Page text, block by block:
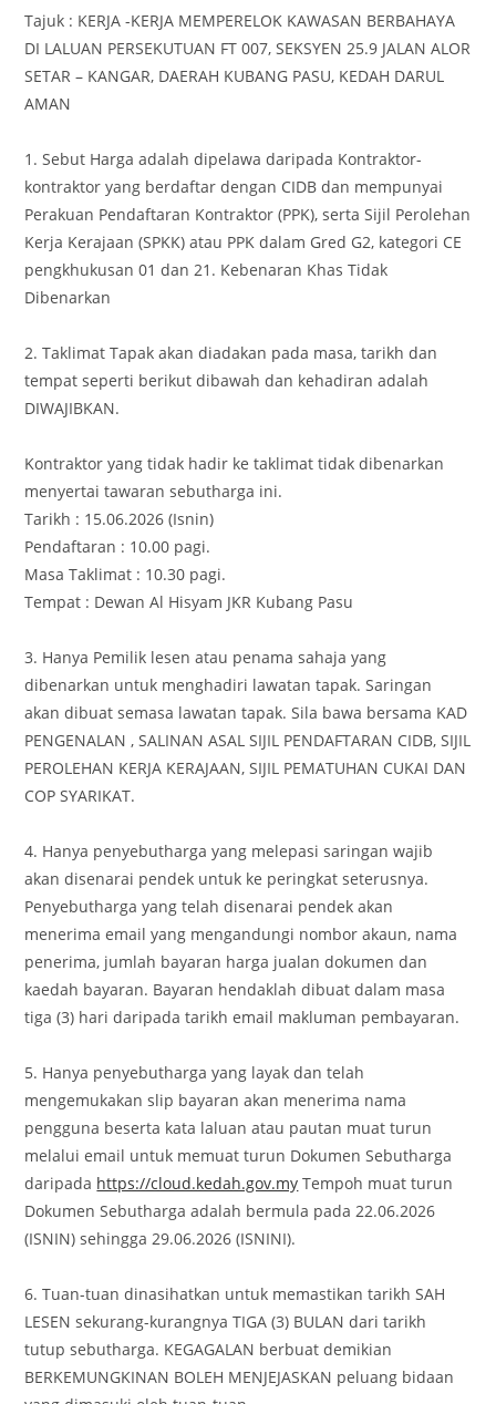
Tajuk : KERJA -KERJA MEMPERELOK KAWASAN BERBAHAYA
DI LALUAN PERSEKUTUAN FT 007, SEKSYEN 25.9 JALAN ALOR
SETAR – KANGAR, DAERAH KUBANG PASU, KEDAH DARUL
AMAN
1. Sebut Harga adalah dipelawa daripada Kontraktor-
kontraktor yang berdaftar dengan CIDB dan mempunyai
Perakuan Pendaftaran Kontraktor (PPK), serta Sijil Perolehan
Kerja Kerajaan (SPKK) atau PPK dalam Gred G2, kategori CE
pengkhukusan 01 dan 21. Kebenaran Khas Tidak
Dibenarkan
2. Taklimat Tapak akan diadakan pada masa, tarikh dan
tempat seperti berikut dibawah dan kehadiran adalah
DIWAJIBKAN.
Kontraktor yang tidak hadir ke taklimat tidak dibenarkan
menyertai tawaran sebutharga ini.
Tarikh : 15.06.2026 (Isnin)
Pendaftaran : 10.00 pagi.
Masa Taklimat : 10.30 pagi.
Tempat : Dewan Al Hisyam JKR Kubang Pasu
3. Hanya Pemilik lesen atau penama sahaja yang
dibenarkan untuk menghadiri lawatan tapak. Saringan
akan dibuat semasa lawatan tapak. Sila bawa bersama KAD
PENGENALAN , SALINAN ASAL SIJIL PENDAFTARAN CIDB, SIJIL
PEROLEHAN KERJA KERAJAAN, SIJIL PEMATUHAN CUKAI DAN
COP SYARIKAT.
4. Hanya penyebutharga yang melepasi saringan wajib
akan disenarai pendek untuk ke peringkat seterusnya.
Penyebutharga yang telah disenarai pendek akan
menerima email yang mengandungi nombor akaun, nama
penerima, jumlah bayaran harga jualan dokumen dan
kaedah bayaran. Bayaran hendaklah dibuat dalam masa
tiga (3) hari daripada tarikh email makluman pembayaran.
5. Hanya penyebutharga yang layak dan telah
mengemukakan slip bayaran akan menerima nama
pengguna beserta kata laluan atau pautan muat turun
melalui email untuk memuat turun Dokumen Sebutharga
daripada https://cloud.kedah.gov.my Tempoh muat turun
Dokumen Sebutharga adalah bermula pada 22.06.2026
(ISNIN) sehingga 29.06.2026 (ISNINI).
6. Tuan-tuan dinasihatkan untuk memastikan tarikh SAH
LESEN sekurang-kurangnya TIGA (3) BULAN dari tarikh
tutup sebutharga. KEGAGALAN berbuat demikian
BERKEMUNGKINAN BOLEH MENJEJASKAN peluang bidaan